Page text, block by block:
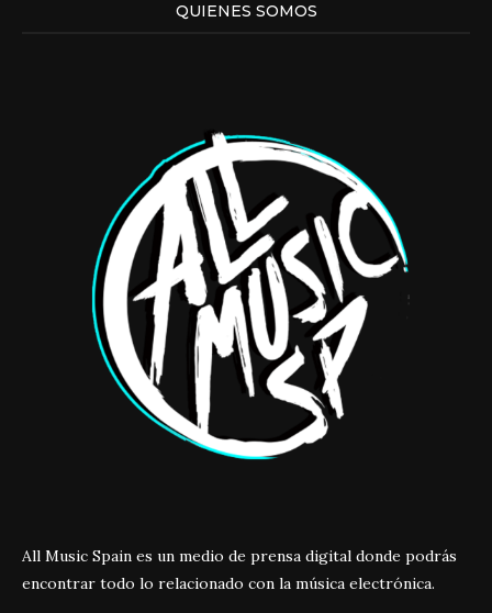
QUIENES SOMOS
All Music Spain es un medio de prensa digital donde podrás
encontrar todo lo relacionado con la música electrónica.